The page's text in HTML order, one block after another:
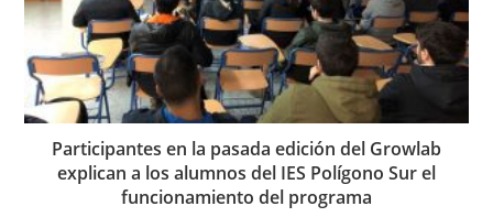
Participantes en la pasada edición del Growlab
explican a los alumnos del IES Polígono Sur el
funcionamiento del programa